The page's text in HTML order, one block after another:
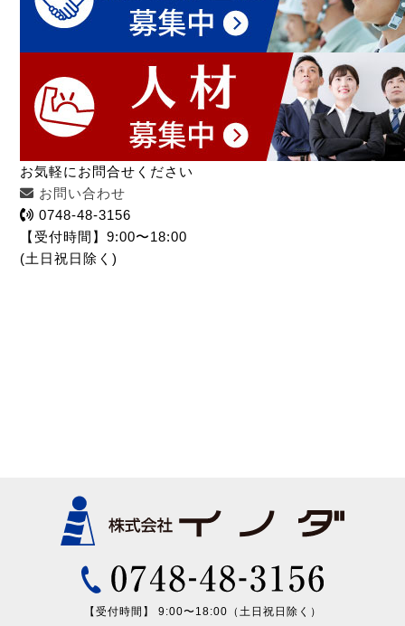
お気軽にお問合せください
お問い合わせ
0748-48-3156
【受付時間】9:00〜18:00
(土日祝日除く)
【受付時間】 9:00〜18:00（土日祝日除く）